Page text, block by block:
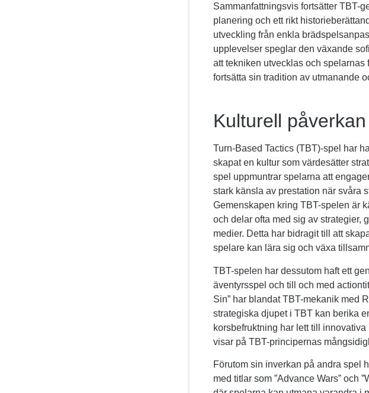
Sammanfattningsvis fortsätter TBT-
planering och ett rikt
utveckling från enkla
upplevelser speglar den växande
att tekniken utvecklas och
fortsätta sin tradition av utmanande
Kulturell påverkan
Turn-Based Tactics (TBT)-spel har
skapat en kultur som värdesätter
spel uppmuntrar spelarna att
stark känsla av prestation när svåra
Gemenskapen kring TBT-spelen är
och delar ofta med sig av strategier,
medier. Detta har bidragit till att
spelare kan lära sig och växa
TBT-spelen har dessutom haft ett
äventyrsspel och till och med
Sin” har blandat TBT-mekanik med
strategiska djupet i TBT kan berika
korsbefruktning har lett till
visar på TBT-principernas
Förutom sin inverkan på andra spel
med titlar som ”Advance Wars” och